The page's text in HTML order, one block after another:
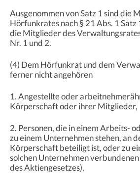
Ausgenommen von Satz 1 sind die
Hörfunkrates nach § 21 Abs. 1 Satz
die Mitglieder des
Nr. 1 und 2.
(4) Dem Hörfunkrat und dem
ferner nicht angehören
1. Angestellte oder
Körperschaft oder ihrer Mitglieder,
2. Personen, die in einem Arbeits-
zu einem Unternehmen stehen, an
Körperschaft beteiligt ist, oder zu
solchen Unternehmen
des Aktiengesetzes),